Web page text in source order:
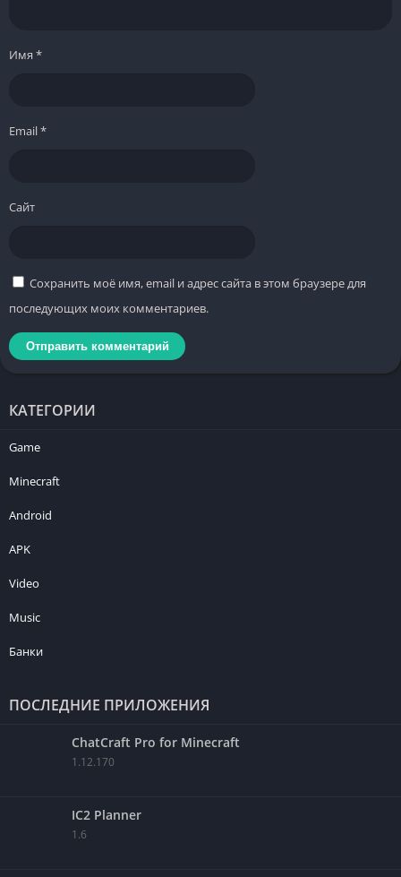
Имя *
Email*
Сайт
Сохранить моё имя, email и адрес сайта в этом браузере для
последующих моих комментариев.
КАТЕГОРИИ
Game
Minecraft
Android
APK
Video
Music
Банки
ПОСЛЕДНИЕ ПРИЛОЖЕНИЯ
ChatCraft Pro for Minecraft
1.12.170
IC2 Planner
1.6